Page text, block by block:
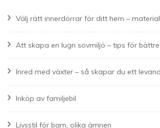
Välj rätt innerdörrar för ditt hem –
Att skapa en lugn sovmiljö – tips för
Inred med växter – så skapar du ett
Inköp av familjebil
Livsstil för barn, olika ämnen